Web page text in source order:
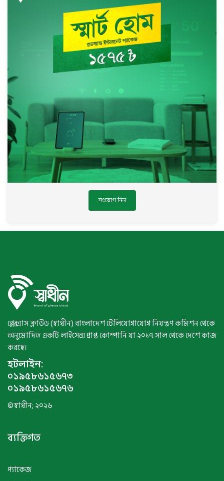
সংযোগ নিন
প্লেক্সাস ক্লাউড (স্বাধীন) বাংলাদেশ টেলিযোগাযোগ নিয়ন্ত্রণ কমিশন থেকে
অনুমোদিত একটি লাইসেন্স প্রাপ্ত কোম্পানি যা ২০১৭ সাল থেকে দেশে কাজ
করছে।
হটলাইন:
০১৯৫৮৬১৫৬৭৩
০১৯৫৮৬১৫৬৭৬
©স্বাধীন; ২০২৬
ব্যক্তিগত
প্যাকেজ